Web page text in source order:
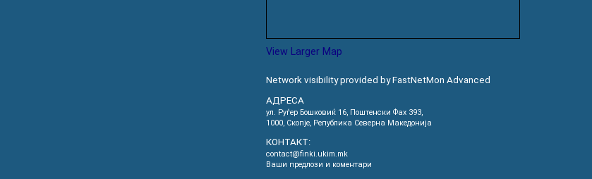
View Larger Map
Network visibility provided by FastNetMon Advanced
АДРЕСА
ул. Руѓер Бошковиќ 16, Пoштенски Фах 393,
1000, Скопје, Република Северна Македонија
КОНТАКТ:
contact@finki.ukim.mk
Ваши предлози и коментари